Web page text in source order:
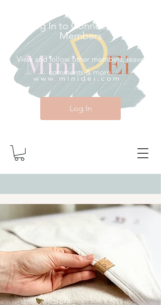
Log In to Connect With
Members
View and follow other members, leave
comments & more.
Log In